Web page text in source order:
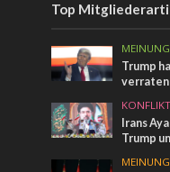
Top
Trump
verraten
KONFLIKT
Irans
Trump